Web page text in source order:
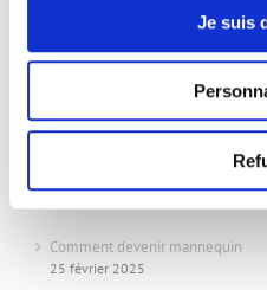
Je suis
Disponibilités horaires en prestation:
24/24 7j/7j
ARTICLES RÉCENTS
Comment devenir mannequin
25 février 2025